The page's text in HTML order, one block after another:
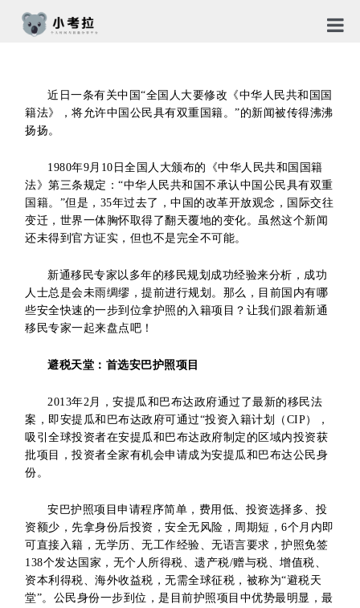
近日一条有关中国“全国人大要修改《中华人民共和国国
籍法》，将允许中国公民具有双重国籍。”的新闻被传得沸沸
扬扬。
1980年9月10日全国人大颁布的《中华人民共和国国籍
法》第三条规定：“中华人民共和国不承认中国公民具有双重
国籍。”但是，35年过去了，中国的改革开放观念，国际交往
变迁，世界一体胸怀取得了翻天覆地的变化。虽然这个新闻
还未得到官方证实，但也不是完全不可能。
新通移民专家以多年的移民规划成功经验来分析，成功
人士总是会未雨绸缪，提前进行规划。那么，目前国内有哪
些安全快速的一步到位拿护照的入籍项目？让我们跟着新通
移民专家一起来盘点吧！
避税天堂：首选安巴护照项目
2013年2月，安提瓜和巴布达政府通过了最新的移民法
案，即安提瓜和巴布达政府可通过“投资入籍计划（CIP），
吸引全球投资者在安提瓜和巴布达政府制定的区域内投资获
批项目，投资者全家有机会申请成为安提瓜和巴布达公民身
份。
安巴护照项目申请程序简单，费用低、投资选择多、投
资额少，先拿身份后投资，安全无风险，周期短，6个月内即
可直接入籍，无学历、无工作经验、无语言要求，护照免签
138个发达国家，无个人所得税、遗产税/赠与税、增值税、
资本利得税、海外收益税，无需全球征税，被称为“避税天
堂”。公民身份一步到位，是目前护照项目中优势最明显，最